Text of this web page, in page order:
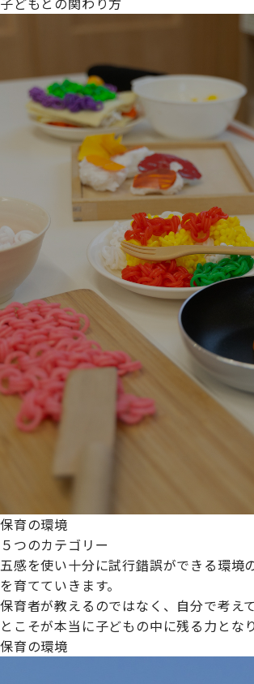
保育の環境
５つのカテゴリー
五感を使い十分に試行錯誤ができる環境
を育てていきます。
保育者が教えるのではなく、自分で考え
とこそが本当に子どもの中に残る力となり
保育の環境